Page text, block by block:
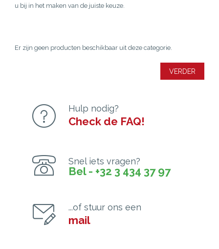
u bij in het maken van de juiste keuze.
Er zijn geen producten beschikbaar uit deze categorie.
VERDER
Hulp nodig?
Check de FAQ!
Snel iets vragen?
Bel - +32 3 434 37 97
...of stuur ons een
mail